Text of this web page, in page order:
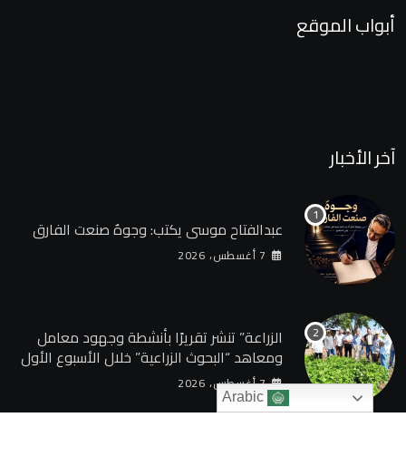
أبواب الموقع
آخر الأخبار
عبدالفتاح موسى يكتب: وجوهٌ صنعت الفارق
7 أغسطس، 2026
الزراعة” تنشر تقريرًا بأنشطة وجهود معامل
ومعاهد “البحوث الزراعية” خلال الأسبوع الأول
من أغسطس 2026
7 أغسطس، 2026